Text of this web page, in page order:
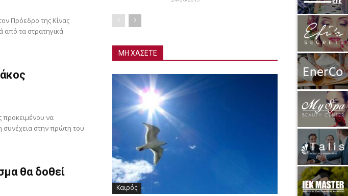
Πρόεδρο της Κίνας
από τα στρατηγικά
προκειμένου να
συνέχεια στην πρώτη του
θα δοθεί
ΜΗ ΧΑΣΕΤΕ
Καιρός